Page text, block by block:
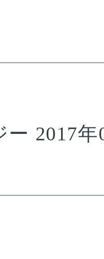
2017